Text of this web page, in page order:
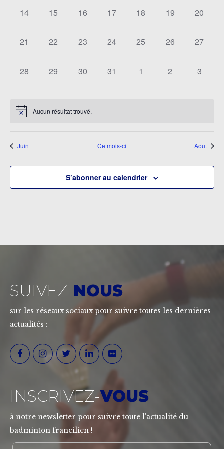
0
14
0
15
0
16
0
17
0
18
0
19
0
20
0
21
0
22
0
23
0
24
0
25
0
26
0
27
0
28
0
29
0
30
0
31
0
1
0
2
0
3
Aucun résultat trouvé.
Juin Ce mois-ci Août
S’abonner au calendrier
SUIVEZ-NOUS
sur les réseaux sociaux pour suivre toutes les dernières
actualités :
INSCRIVEZ-VOUS
à notre newsletter pour suivre toute l'actualité du
badminton francilien !